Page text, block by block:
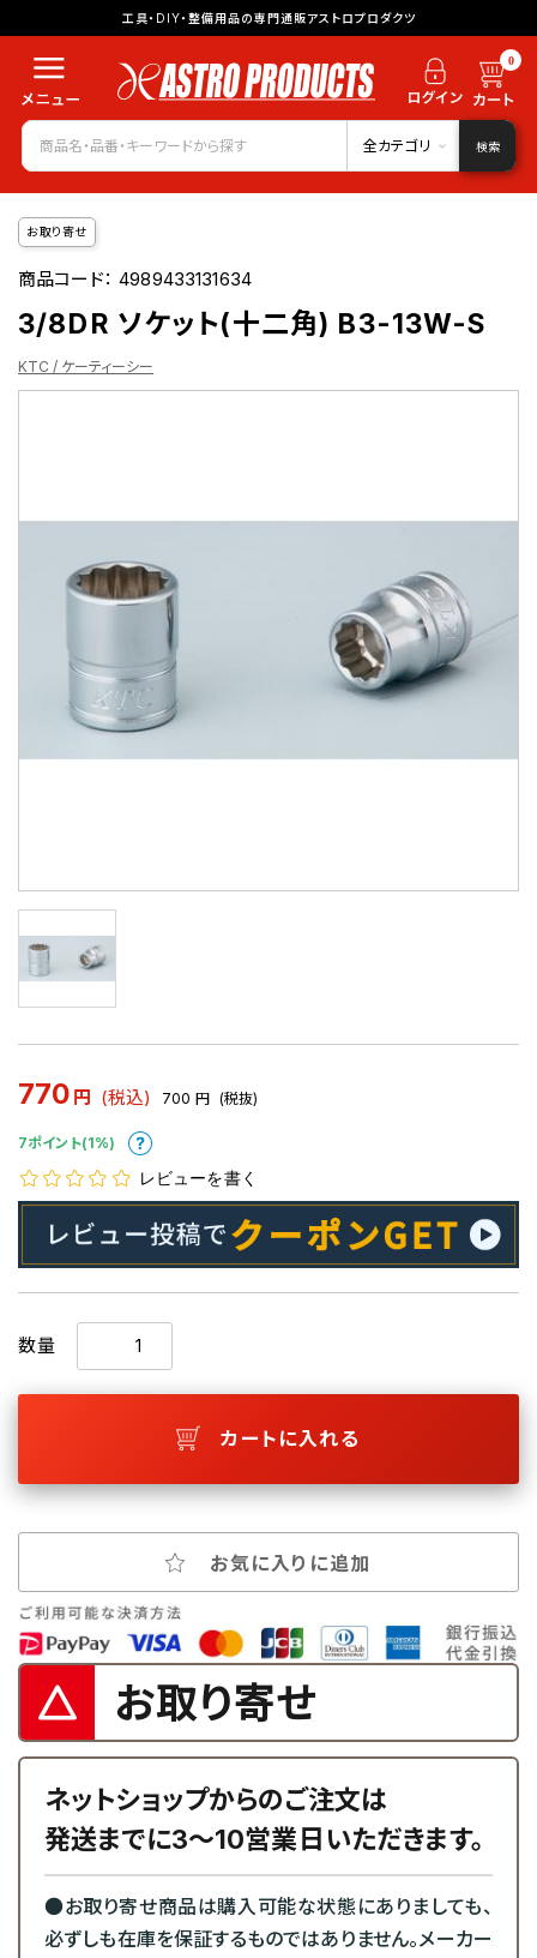
工具・DIY・整備用品の専門通販アストロプロダクツ
0
全カテゴリ 検索
お取り寄せ
商品コード：4989433131634
3/8DR ソケット(十二角) B3-13W-S
KTC / ケーティーシー
770 円 (税込) 700 円 (税抜)
7ポイント(1%)
レビューを書く
数量
カートに入れる
お気に入りに追加
お取り寄せ
ネットショップからのご注文は
発送までに3～10営業日いただきます。
●お取り寄せ商品は購入可能な状態にありましても、
必ずしも在庫を保証するものではありません。メーカー